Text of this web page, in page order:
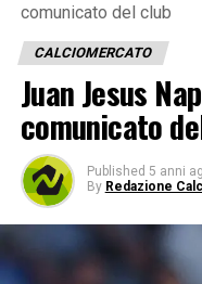
comunicato del club
CALCIOMERCATO
Juan Jesus
comunicato
Published 5 anni
By Redazione